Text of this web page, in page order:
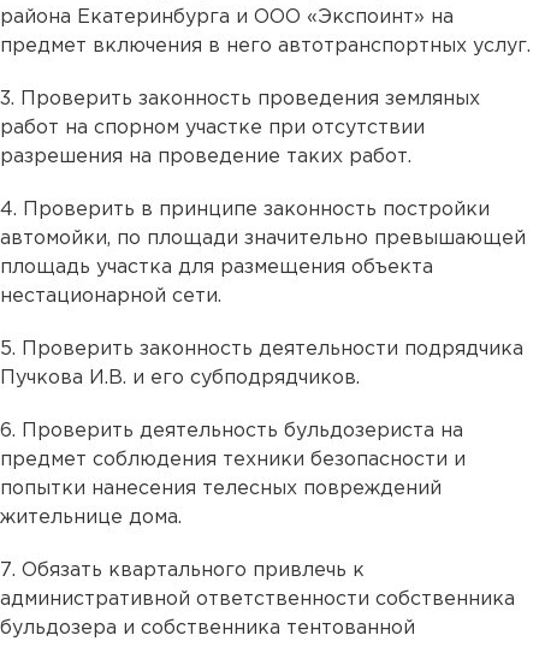
района Екатеринбурга и ООО «Экспоинт» на
предмет включения в него автотранспортных услуг.
3. Проверить законность проведения земляных
работ на спорном участке при отсутствии
разрешения на проведение таких работ.
4. Проверить в принципе законность постройки
автомойки, по площади значительно превышающей
площадь участка для размещения объекта
нестационарной сети.
5. Проверить законность деятельности подрядчика
Пучкова И.В. и его субподрядчиков.
6. Проверить деятельность бульдозериста на
предмет соблюдения техники безопасности и
попытки нанесения телесных повреждений
жительнице дома.
7. Обязать квартального привлечь к
административной ответственности собственника
бульдозера и собственника тентованной